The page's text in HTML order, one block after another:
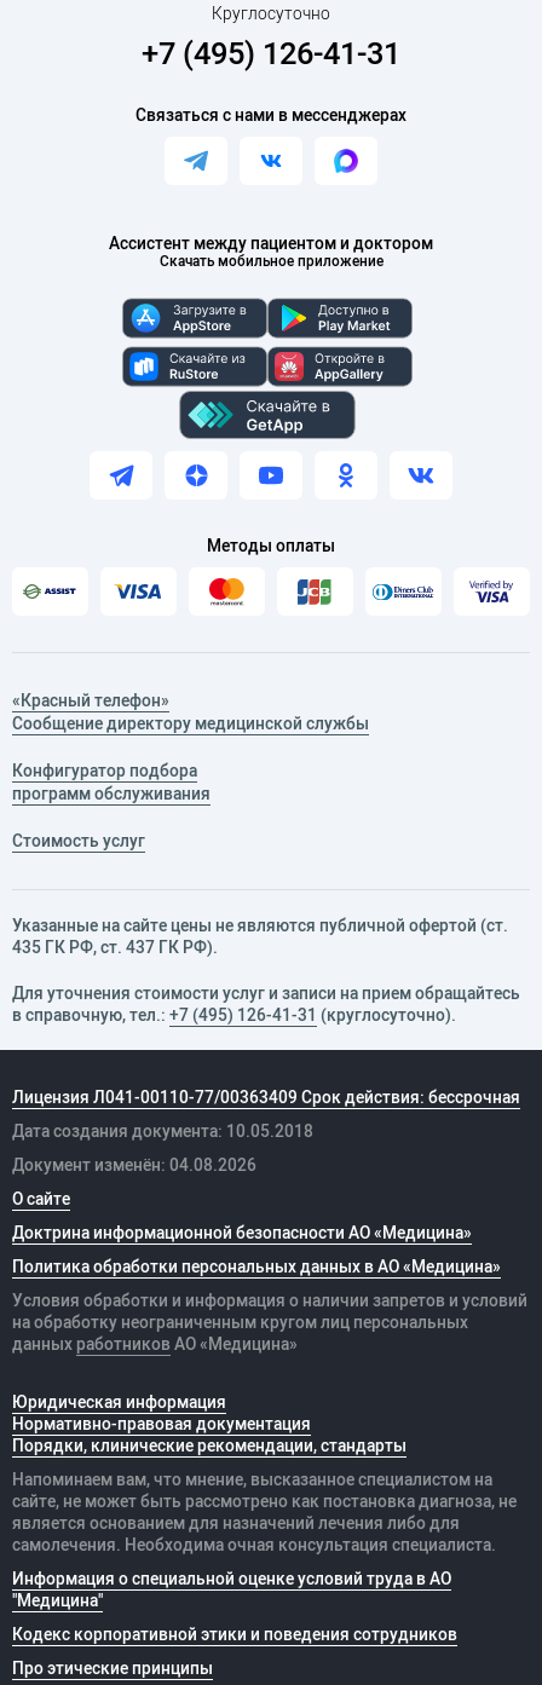
Ассистент между пациентом и доктором
Скачать мобильное приложение
Круглосуточно
+7 (495) 126-41-31
Связаться с нами в мессенджерах
Методы оплаты
«Красный телефон»
Сообщение директору медицинской службы
Конфигуратор подбора
программ обслуживания
Стоимость услуг
Указанные на сайте цены не являются публичной офертой (ст.
435 ГК РФ, cт. 437 ГК РФ).
Для уточнения стоимости услуг и записи на прием обращайтесь
в справочную, тел.: +7 (495) 126-41-31 (круглосуточно).
Лицензия Л041-00110-77/00363409 Срок действия: бессрочная
Дата создания документа: 10.05.2018
Документ изменён: 04.08.2026
О сайте
Доктрина информационной безопасности АО «Медицина»
Политика обработки персональных данных в АО «Медицина»
Условия обработки и информация о наличии запретов и условий
на обработку неограниченным кругом лиц персональных
данных работников АО «Медицина»
Юридическая информация
Нормативно-правовая документация
Порядки, клинические рекомендации, стандарты
Напоминаем вам, что мнение, высказанное специалистом на
сайте, не может быть рассмотрено как постановка диагноза, не
является основанием для назначений лечения либо для
самолечения. Необходима очная консультация специалиста.
Информация о специальной оценке условий труда в АО
"Медицина"
Кодекс корпоративной этики и поведения сотрудников
Про этические принципы